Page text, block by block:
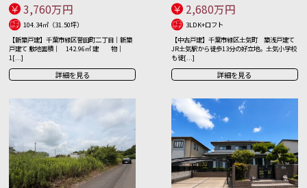
3,760万円
104.34㎡（31.50坪）
【新築戸建】千葉市緑区誉田町二丁目｜新築
戸建て 敷地面積｜ 142.96㎡ 建 物｜
1[...]
詳細を見る
2,680万円
3LDK+ロフト
【中古戸建】千葉市緑区土気町 築浅戸建て
JR土気駅から徒歩13分の好立地。土気小学校
も徒[...]
詳細を見る